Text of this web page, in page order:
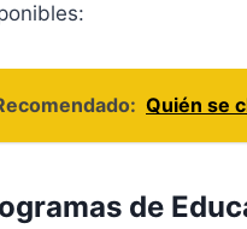
Quién se
de